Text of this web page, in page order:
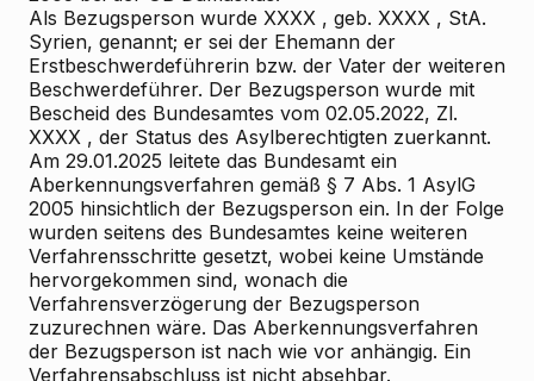
Als Bezugsperson wurde XXXX , geb. XXXX , StA.
Syrien, genannt; er sei der Ehemann der
Erstbeschwerdeführerin bzw. der Vater der weiteren
Beschwerdeführer. Der Bezugsperson wurde mit
Bescheid des Bundesamtes vom 02.05.2022, Zl.
XXXX , der Status des Asylberechtigten zuerkannt.
Am 29.01.2025 leitete das Bundesamt ein
Aberkennungsverfahren gemäß § 7 Abs. 1 AsylG
2005 hinsichtlich der Bezugsperson ein. In der Folge
wurden seitens des Bundesamtes keine weiteren
Verfahrensschritte gesetzt, wobei keine Umstände
hervorgekommen sind, wonach die
Verfahrensverzögerung der Bezugsperson
zuzurechnen wäre. Das Aberkennungsverfahren
der Bezugsperson ist nach wie vor anhängig. Ein
Verfahrensabschluss ist nicht absehbar.